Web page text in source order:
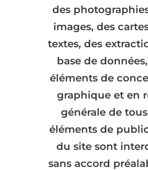
des
images, des
textes, des
base de
éléments de
graphique et en
générale de
éléments de
du site sont
sans accord